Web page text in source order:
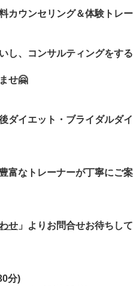
カウンセリング＆体験トレー
し、コンサルティングをする
せ🤗
ダイエット・ブライダルダイ
富なトレーナーが丁寧にご案
せ 」よりお問合せお待ちして
分)